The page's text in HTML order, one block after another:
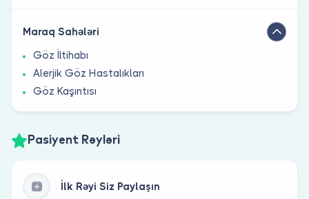
Maraq Sahələri
Göz İltihabı
Alerjik Göz Hastalıkları
Göz Kaşıntısı
Pasiyent Rəyləri
İlk Rəyi Siz Paylaşın